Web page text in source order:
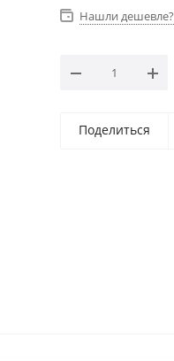
Нашли дешевле?
Поделиться